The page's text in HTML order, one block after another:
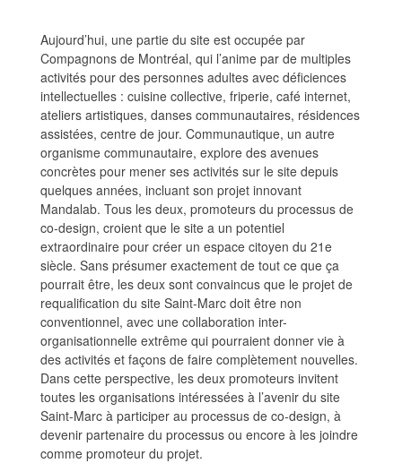
Aujourd’hui, une partie du site est occupée par
Compagnons de Montréal, qui l’anime par de multiples
activités pour des personnes adultes avec déficiences
intellectuelles : cuisine collective, friperie, café internet,
ateliers artistiques, danses communautaires, résidences
assistées, centre de jour. Communautique, un autre
organisme communautaire, explore des avenues
concrètes pour mener ses activités sur le site depuis
quelques années, incluant son projet innovant
Mandalab. Tous les deux, promoteurs du processus de
co-design, croient que le site a un potentiel
extraordinaire pour créer un espace citoyen du 21e
siècle. Sans présumer exactement de tout ce que ça
pourrait être, les deux sont convaincus que le projet de
requalification du site Saint-Marc doit être non
conventionnel, avec une collaboration inter-
organisationnelle extrême qui pourraient donner vie à
des activités et façons de faire complètement nouvelles.
Dans cette perspective, les deux promoteurs invitent
toutes les organisations intéressées à l’avenir du site
Saint-Marc à participer au processus de co-design, à
devenir partenaire du processus ou encore à les joindre
comme promoteur du projet.